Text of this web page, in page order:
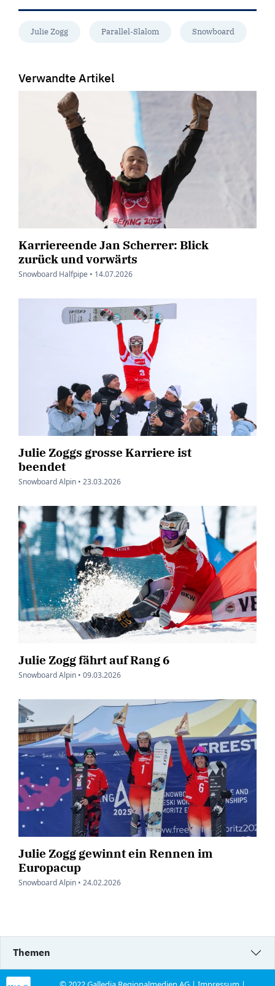
Julie Zogg Parallel-Slalom Snowboard
Verwandte Artikel
Karriereende Jan Scherrer: Blick
zurück und vorwärts
Snowboard Halfpipe • 14.07.2026
Julie Zoggs grosse Karriere ist
beendet
Snowboard Alpin • 23.03.2026
Julie Zogg fährt auf Rang 6
Snowboard Alpin • 09.03.2026
Julie Zogg gewinnt ein Rennen im
Europacup
Snowboard Alpin • 24.02.2026
Themen